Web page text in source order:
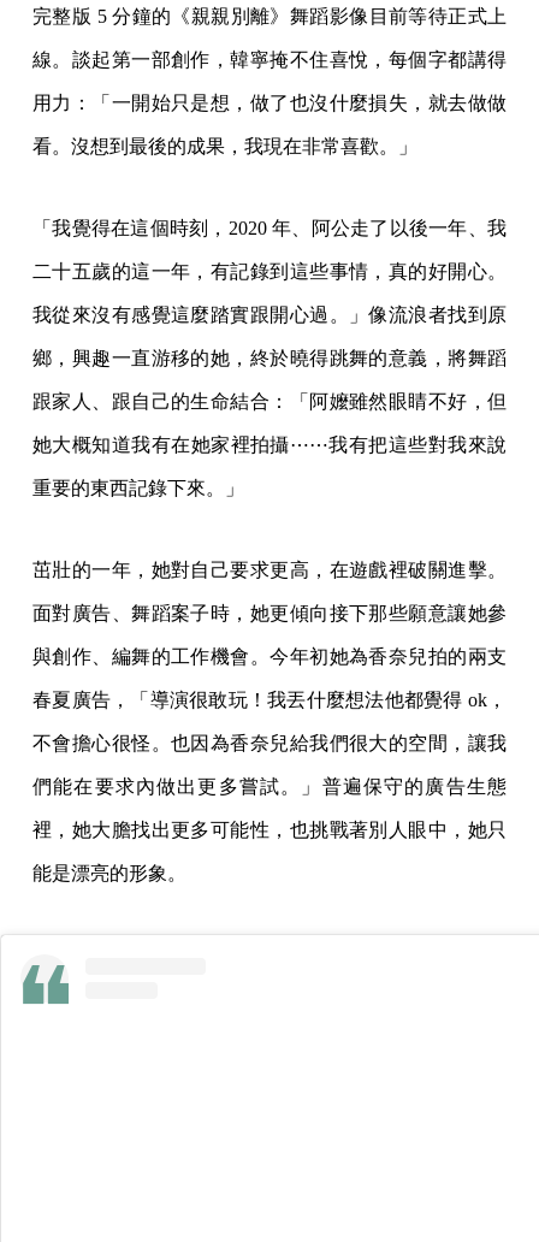
完整版 5 分鐘的《親親別離》舞蹈影像目前等待正式上
線。談起第一部創作，韓寧掩不住喜悅，每個字都講得
用力：「一開始只是想，做了也沒什麼損失，就去做做
看。沒想到最後的成果，我現在非常喜歡。」
「我覺得在這個時刻，2020 年、阿公走了以後一年、我
二十五歲的這一年，有記錄到這些事情，真的好開心。
我從來沒有感覺這麼踏實跟開心過。」像流浪者找到原
鄉，興趣一直游移的她，終於曉得跳舞的意義，將舞蹈
跟家人、跟自己的生命結合：「阿嬤雖然眼睛不好，但
她大概知道我有在她家裡拍攝⋯⋯我有把這些對我來說
重要的東西記錄下來。」
茁壯的一年，她對自己要求更高，在遊戲裡破關進擊。
面對廣告、舞蹈案子時，她更傾向接下那些願意讓她參
與創作、編舞的工作機會。今年初她為香奈兒拍的兩支
春夏廣告，「導演很敢玩！我丟什麼想法他都覺得 ok，
不會擔心很怪。也因為香奈兒給我們很大的空間，讓我
們能在要求內做出更多嘗試。」普遍保守的廣告生態
裡，她大膽找出更多可能性，也挑戰著別人眼中，她只
能是漂亮的形象。